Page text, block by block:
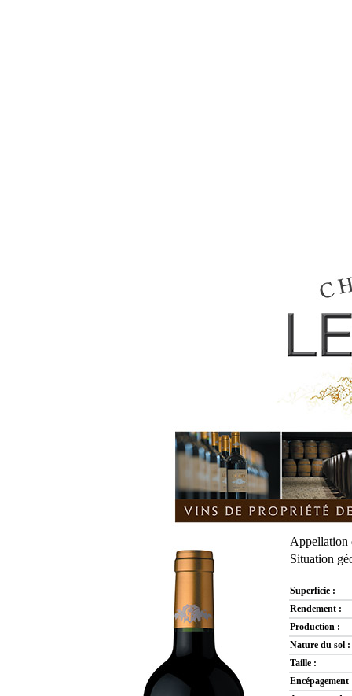
Appellation
Situation
Superficie :
Rendement :
Production :
Nature du sol :
Taille :
Encépagement